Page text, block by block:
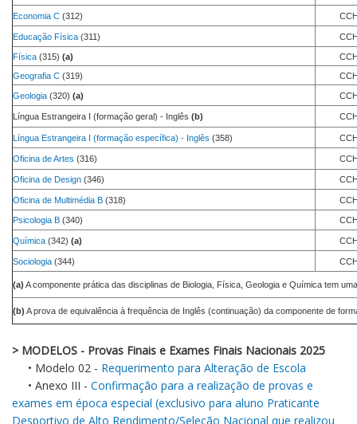
Economia C (312)
Educação Física (311)
Física (315) (a)
Geografia C (319)
Geologia (320) (a)
Língua Estrangeira I (formação geral) - Inglês (b)
Língua Estrangeira I (formação específica) - Inglês (358)
Oficina de Artes (316)
Oficina de Design (346)
Oficina de Multimédia B (318)
Psicologia B (340)
Química (342) (a)
Sociologia (344)
(a) A componente prática das disciplinas de Biologia, Física, Geologia e Química tem
(b) A prova de equivalência à frequência de Inglês (continuação) da componente de
> MODELOS - Provas Finais e Exames Finais Nacionais 2025
• Modelo 02 - Requerimento para Alteração de Escola
• Anexo III - Confirmação para a realização de provas e
exames em época especial (exclusivo para aluno Praticante
Desportivo de Alto Rendimento/Seleção Nacional que realizou